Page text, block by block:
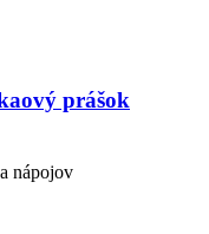
prášok
nápojov